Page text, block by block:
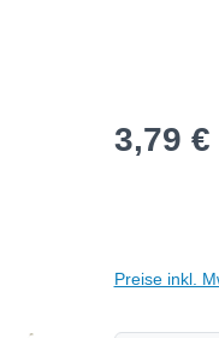
Regulärer
3,79 €
Preise inkl.